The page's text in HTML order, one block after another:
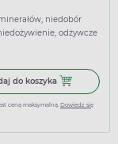
Sprint, 40 kapsułek
niedobór
odżywcze
do koszyka Dodaj do
ceną maksymalną. Dowiedz się